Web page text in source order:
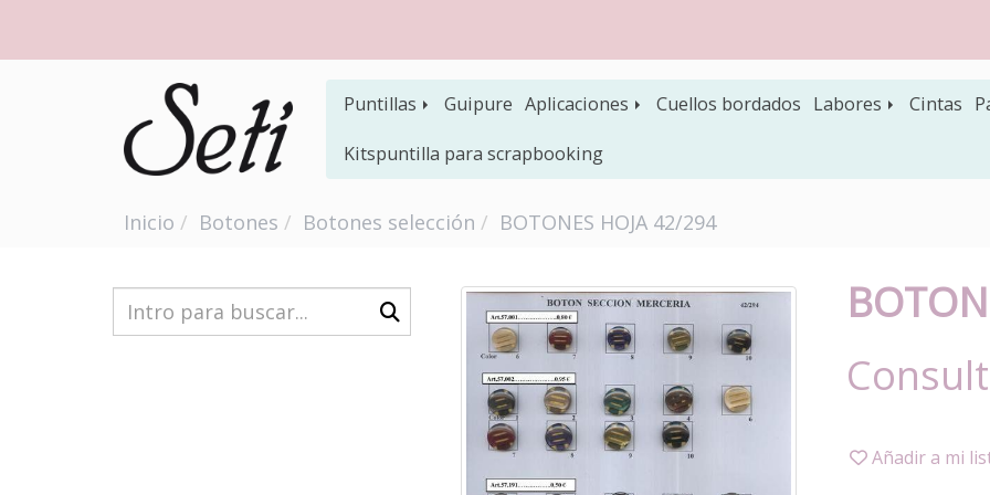
Puntillas Guipure Aplicaciones Cuellos bordados Labores Cintas
Kitspuntilla para scrapbooking
Inicio Botones Botones selección BOTONES HOJA 42/294
Añadir a mi